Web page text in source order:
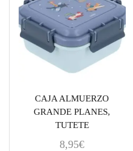
CAJA ALMUERZO
GRANDE PLANES,
TUTETE
8,95€